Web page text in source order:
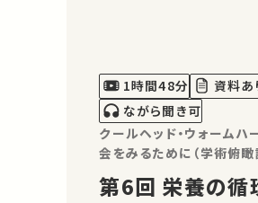
1時間48分
資料あ
ながら聞き可
クールヘッド・ウォーム
会をみるために（学術俯瞰
第6回 栄養